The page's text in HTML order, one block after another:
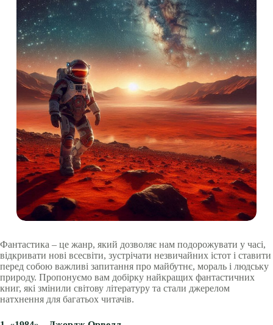
Фантастика – це жанр, який дозволяє нам подорожувати у часі,
відкривати нові всесвіти, зустрічати незвичайних істот і ставити
перед собою важливі запитання про майбутнє, мораль і людську
природу. Пропонуємо вам добірку найкращих фантастичних
книг, які змінили світову літературу та стали джерелом
натхнення для багатьох читачів.